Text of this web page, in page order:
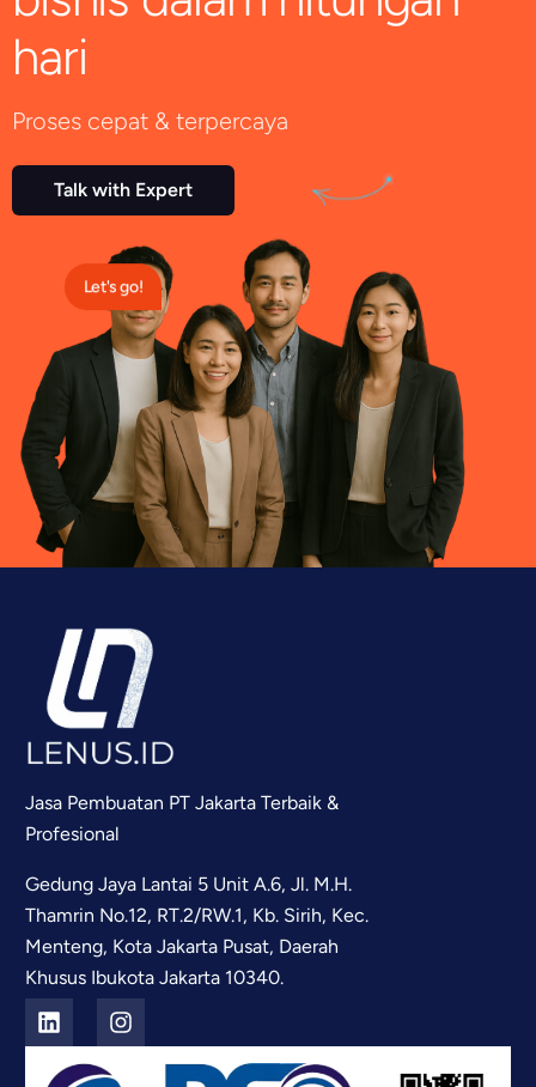
hari
Proses cepat & terpercaya
Talk with Expert
Let's go!
Jasa Pembuatan PT Jakarta Terbaik &
Profesional
Gedung Jaya Lantai 5 Unit A.6, Jl. M.H.
Thamrin No.12, RT.2/RW.1, Kb. Sirih, Kec.
Menteng, Kota Jakarta Pusat, Daerah
Khusus Ibukota Jakarta 10340.